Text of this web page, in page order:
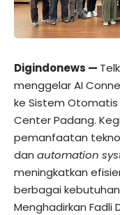
Digindonews —
menggelar AI
ke Sistem Otomatis
Center Padang.
pemanfaatan
dan automation
meningkatkan
berbagai
Menghadirkan Fadli